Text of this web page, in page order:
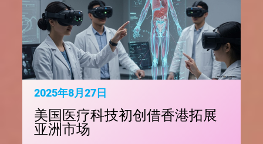
2025年8月27日
美国医疗科技初创借香港拓展
亚洲市场